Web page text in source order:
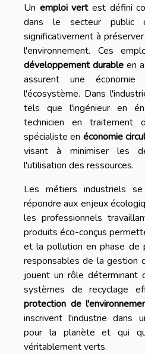
Un emploi vertest défini
dans le secteur public
significativement à
l'environnement. Ces
développement durable en
assurent une
l'écosystème. Dans
tels que l'ingénieur en
technicien en
spécialiste en économie
visant à minimiser les
l'utilisation des ressources.
Les métiers industriels
répondre aux enjeux
les professionnels
produits éco-conçus
et la pollution en phase de
responsables de la gestion
jouent un rôle déterminant
systèmes de recyclage
protection de
inscrivent l'industrie dans
pour la planète et qui
véritablement verts.